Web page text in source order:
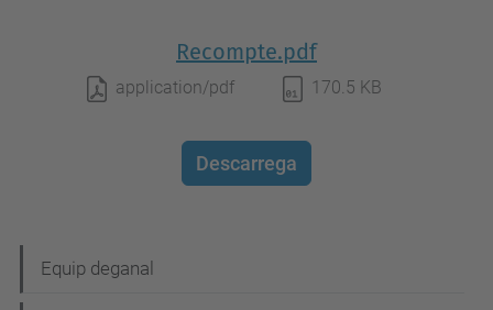
Recompte.pdf
application/pdf 170.5 KB
Descarrega
Equip deganal